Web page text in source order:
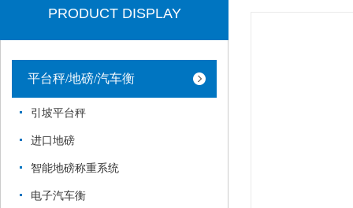
PRODUCT DISPLAY
平台秤/地磅/汽车衡
引坡平台秤
进口地磅
智能地磅称重系统
电子汽车衡